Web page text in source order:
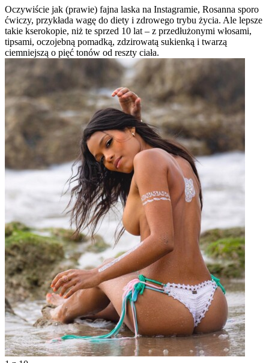
Oczywiście jak (prawie) fajna laska na Instagramie, Rosanna sporo
ćwiczy, przykłada wagę do diety i zdrowego trybu życia. Ale lepsze
takie kserokopie, niż te sprzed 10 lat – z przedłużonymi włosami,
tipsami, oczojebną pomadką, zdzirowatą sukienką i twarzą
ciemniejszą o pięć tonów od reszty ciała.